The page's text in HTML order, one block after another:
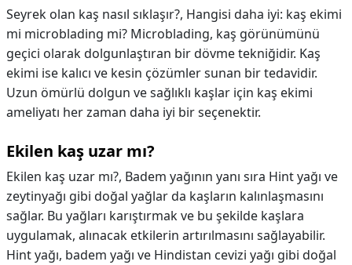
Seyrek olan kaş nasıl sıklaşır?, Hangisi daha iyi: kaş ekimi
mi microblading mi? Microblading, kaş görünümünü
geçici olarak dolgunlaştıran bir dövme tekniğidir. Kaş
ekimi ise kalıcı ve kesin çözümler sunan bir tedavidir.
Uzun ömürlü dolgun ve sağlıklı kaşlar için kaş ekimi
ameliyatı her zaman daha iyi bir seçenektir.
Ekilen kaş uzar mı?
Ekilen kaş uzar mı?, Badem yağının yanı sıra Hint yağı ve
zeytinyağı gibi doğal yağlar da kaşların kalınlaşmasını
sağlar. Bu yağları karıştırmak ve bu şekilde kaşlara
uygulamak, alınacak etkilerin artırılmasını sağlayabilir.
Hint yağı, badem yağı ve Hindistan cevizi yağı gibi doğal